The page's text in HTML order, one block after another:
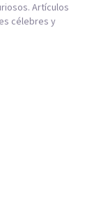
Artículos
célebres y